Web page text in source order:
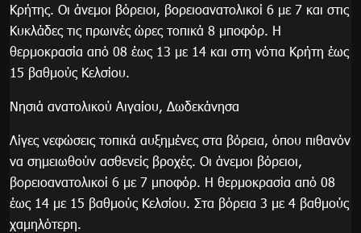
Κρήτης. Οι άνεμοι βόρειοι, βορειοανατολικοί 6 με 7 και στις
Κυκλάδες τις πρωινές ώρες τοπικά 8 μποφόρ. Η
θερμοκρασία από 08 έως 13 με 14 και στη νότια Κρήτη έως
15 βαθμούς Κελσίου.
Νησιά ανατολικού Αιγαίου, Δωδεκάνησα
Λίγες νεφώσεις τοπικά αυξημένες στα βόρεια, όπου πιθανόν
να σημειωθούν ασθενείς βροχές. Οι άνεμοι βόρειοι,
βορειοανατολικοί 6 με 7 μποφόρ. Η θερμοκρασία από 08
έως 14 με 15 βαθμούς Κελσίου. Στα βόρεια 3 με 4 βαθμούς
χαμηλότερη.